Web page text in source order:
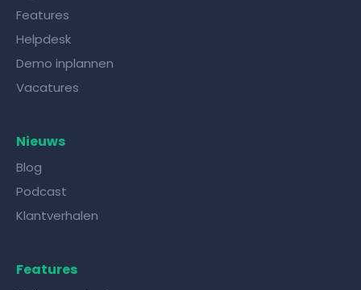
Features
Helpdesk
Demo inplannen
Vacatures
Nieuws
Blog
Podcast
Klantverhalen
Features